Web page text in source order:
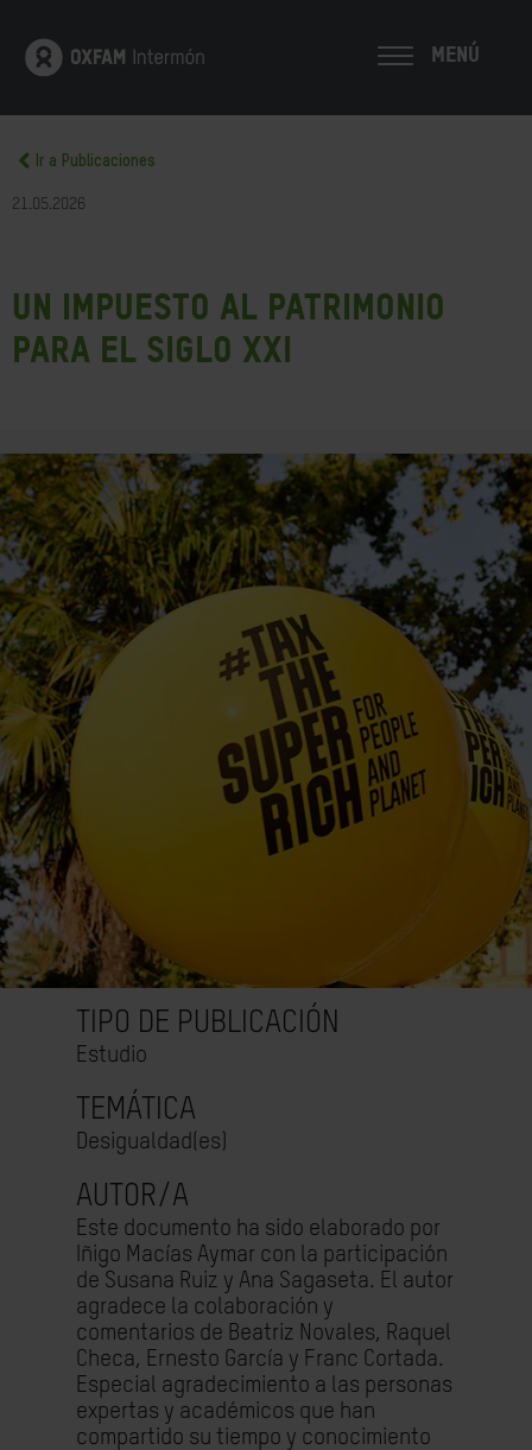
MENÚ
Ir a Publicaciones
21.05.2026
Un impuesto al patrimonio
para el siglo XXI
TIPO DE PUBLICACIÓN
Estudio
TEMÁTICA
Desigualdad(es)
AUTOR/A
Este documento ha sido elaborado por
Iñigo Macías Aymar con la participación
de Susana Ruiz y Ana Sagaseta. El autor
agradece la colaboración y
comentarios de Beatriz Novales, Raquel
Checa, Ernesto García y Franc Cortada.
Especial agradecimiento a las personas
expertas y académicos que han
compartido su tiempo y conocimiento